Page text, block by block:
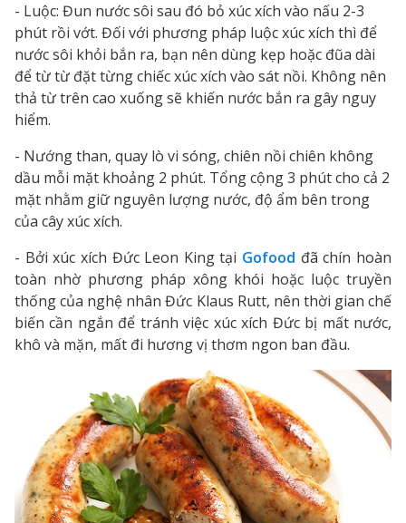
- Luộc: Đun nước sôi sau đó bỏ xúc xích vào nấu 2-3
phút rồi vớt. Đối với phương pháp luộc xúc xích thì để
nước sôi khỏi bắn ra, bạn nên dùng kẹp hoặc đũa dài
để từ từ đặt từng chiếc xúc xích vào sát nồi. Không nên
thả từ trên cao xuống sẽ khiến nước bắn ra gây nguy
hiểm.
- Nướng than, quay lò vi sóng, chiên nồi chiên không
dầu mỗi mặt khoảng 2 phút. Tổng cộng 3 phút cho cả 2
mặt nhằm giữ nguyên lượng nước, độ ẩm bên trong
của cây xúc xích.
- Bởi xúc xích Đức Leon King tại Gofood đã chín hoàn
toàn nhờ phương pháp xông khói hoặc luộc truyền
thống của nghệ nhân Đức Klaus Rutt, nên thời gian chế
biến cần ngắn để tránh việc xúc xích Đức bị mất nước,
khô và mặn, mất đi hương vị thơm ngon ban đầu.